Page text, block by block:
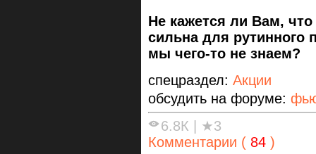
Не кажется ли Вам,
сильна для рутинного
мы чего-то не знаем?
спецраздел: Акции
обсудить на форуме:
6.8К
★3
Комментарии ( 84 )